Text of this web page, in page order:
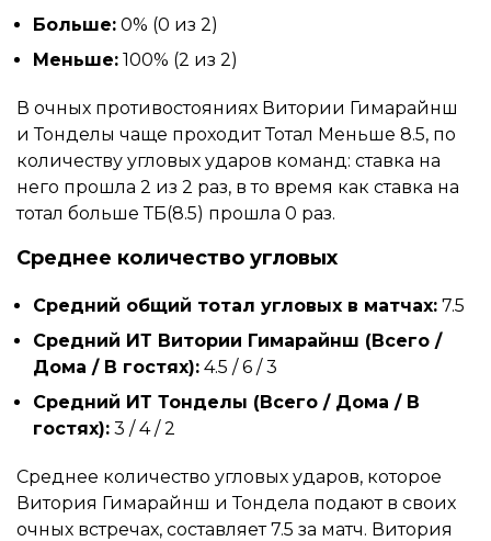
Больше: 0% (0 из 2)
Меньше: 100% (2 из 2)
В очных противостояниях Витории Гимарайнш
и Тонделы чаще проходит Тотал Меньше 8.5, по
количеству угловых ударов команд: ставка на
него прошла 2 из 2 раз, в то время как ставка на
тотал больше ТБ(8.5) прошла 0 раз.
Среднее количество угловых
Средний общий тотал угловых в матчах: 7.5
Средний ИТ Витории Гимарайнш (Всего /
Дома / В гостях): 4.5 / 6 / 3
Средний ИТ Тонделы (Всего / Дома / В
гостях): 3 / 4 / 2
Среднее количество угловых ударов, которое
Витория Гимарайнш и Тондела подают в своих
очных встречах, составляет 7.5 за матч. Витория